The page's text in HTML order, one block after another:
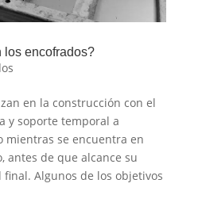
los encofrados?
en la construcción con el
y soporte temporal a
mientras se encuentra en
antes de que alcance su
Algunos de los objetivos